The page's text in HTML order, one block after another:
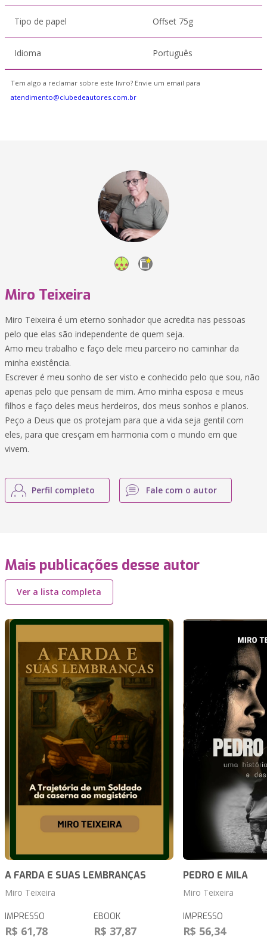
Tipo de papel Offset 75g
Idioma Português
Tem algo a reclamar sobre este livro? Envie um email para
atendimento@clubedeautores.com.br
Miro Teixeira
Miro Teixeira é um eterno sonhador que acredita nas pessoas
pelo que elas são independente de quem seja.
Amo meu trabalho e faço dele meu parceiro no caminhar da
minha existência.
Escrever é meu sonho de ser visto e conhecido pelo que sou, não
apenas pelo que pensam de mim. Amo minha esposa e meus
filhos e faço deles meus herdeiros, dos meus sonhos e planos.
Peço a Deus que os protejam para que a vida seja gentil com
eles, para que cresçam em harmonia com o mundo em que
vivem.
Perfil completo Fale com o autor
Mais publicações desse autor
Ver a lista completa
A FARDA E SUAS LEMBRANÇAS
Miro Teixeira
IMPRESSO
R$ 61,78
EBOOK
R$ 37,87
PEDRO E MILA
Miro Teixeira
IMPRESSO
R$ 56,34